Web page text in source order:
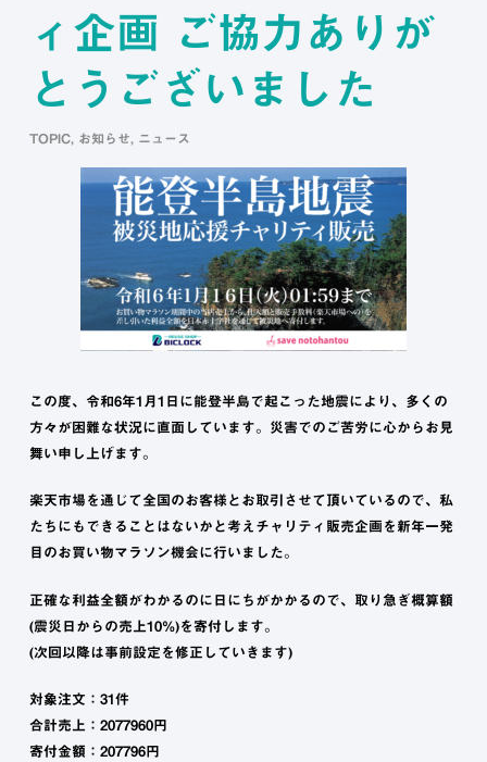
ィ企画 ご協力ありが
とうございました
TOPIC, お知らせ ニュース
この度、令和6年1月1日に能登半島で起こった地震により、多くの
方々が困難な状況に直面しています。災害でのご苦労に心からお見
舞い申し上げます。
楽天市場を通じて全国のお客様とお取引させて頂いているので、私
たちにもできることはないかと考えチャリティ販売企画を新年一発
目のお買い物マラソン機会に行いました。
正確な利益全額がわかるのに日にちがかかるので、取り急ぎ概算額
(震災日からの売上10%)を寄付します。
(次回以降は事前設定を修正していきます)
対象注文：31件
合計売上：2077960円
寄付金額：207796円